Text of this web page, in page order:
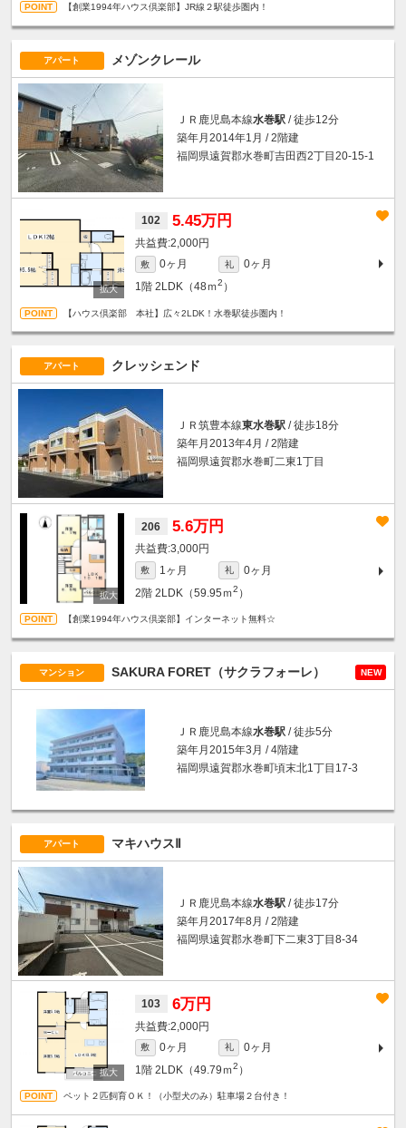
【創業1994年ハウス倶楽部】JR線２駅徒歩圏内！
アパート メゾンクレール
ＪＲ鹿児島本線水巻駅 / 徒歩12分
築年月2014年1月 / 2階建
福岡県遠賀郡水巻町吉田西2丁目20-15-1
102 5.45万円
2,000円
敷 0ヶ月 礼
0ヶ月
1階 2LDK（48ｍ2 ）
【ハウス倶楽部 本社】広々2LDK！水巻駅徒歩圏内！
アパート クレッシェンド
ＪＲ筑豊本線東水巻駅 / 徒歩18分
築年月2013年4月 / 2階建
福岡県遠賀郡水巻町二東1丁目
206 5.6万円
3,000円
敷 1ヶ月 礼
0ヶ月
2階 2LDK（59.95ｍ2 ）
【創業1994年ハウス倶楽部】インターネット無料☆
マンション SAKURA FORET（サクラフォーレ） NEW
ＪＲ鹿児島本線水巻駅 / 徒歩5分
築年月2015年3月 / 4階建
福岡県遠賀郡水巻町頃末北1丁目17-3
アパート マキハウスⅡ
ＪＲ鹿児島本線水巻駅 / 徒歩17分
築年月2017年8月 / 2階建
福岡県遠賀郡水巻町下二東3丁目8-34
103 6万円
2,000円
敷 0ヶ月 礼
0ヶ月
1階 2LDK（49.79ｍ2 ）
ペット２匹飼育ＯＫ！（小型犬のみ）駐車場２台付き！